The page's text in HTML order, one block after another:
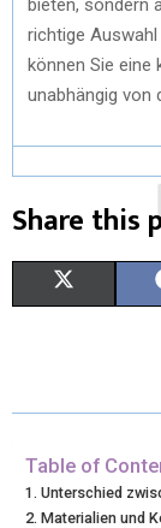
richtige
können Sie eine
unabhängig von
Share this
W
T
Table of
Unterschied
Materialien und